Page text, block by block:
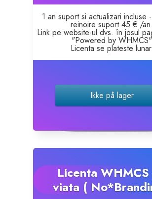
SEO Tools
Site Builder
XOVI NOW
Site & Server Monitoring
Overfør domæne til os
1 an suport si actualizari incluse
reinoire suport 45 € /an.
Link pe website-ul dvs. în josul
"Powered by WHMCS"
Licenta se plateste lunar.
Ikke på lager
Licenta
viata (